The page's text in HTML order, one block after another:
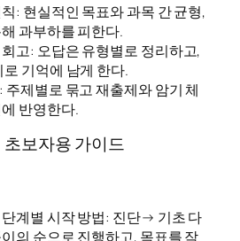
: 현실적인 목표와 과목 간 균형,
과부하를 피한다.
고: 오답은 유형별로 정리하고,
기억에 남게 한다.
주제별로 묶고 재출제와 암기 체
반영한다.
보자용 가이드
계별 시작 방법: 진단→ 기초 다
의 순으로 진행하고, 목표를 작